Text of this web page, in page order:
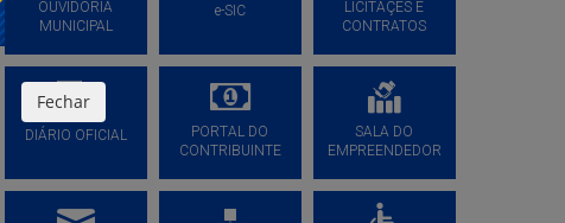
OUVIDORIA
MUNICIPAL
e-SIC
LICITAÇES E
CONTRATOS
DIÁRIO OFICIAL
PORTAL DO
CONTRIBUINTE
SALA DO
EMPREENDEDOR
Fechar